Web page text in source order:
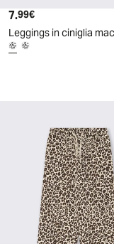
Prezzo attuale
7.99€